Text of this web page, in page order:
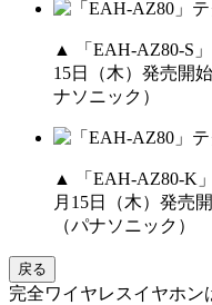
▲ 「EAH-AZ80-S
15日（木）発売開
ナソニック）
▲ 「EAH-AZ80-K
月15日（木）発売
（パナソニック）
戻る
完全ワイヤレスイヤホン